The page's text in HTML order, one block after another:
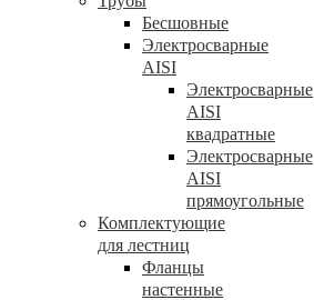
Бесшовные
Электросварные
AISI
Электросварные
AISI
квадратные
Электросварные
AISI
прямоугольные
Комплектующие
для лестниц
Фланцы
настенные